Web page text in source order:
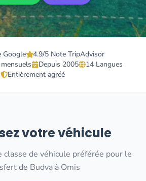
Google
4.9/5 Note TripAdvisor
Depuis 2005
14 Langues
Entièrement agréé
votre véhicule
classe de véhicule préférée pour le
de Budva à Omis